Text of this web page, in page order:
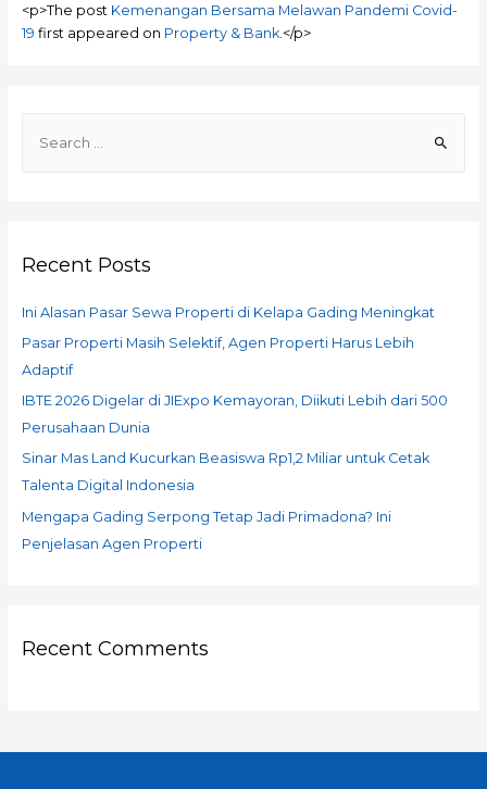
<p>The post Kemenangan Bersama Melawan Pandemi Covid-
19 first appeared on Property & Bank.</p>
h
o
r
:
Recent Posts
Ini Alasan Pasar Sewa Properti di Kelapa Gading Meningkat
Pasar Properti Masih Selektif, Agen Properti Harus Lebih
Adaptif
IBTE 2026 Digelar di JIExpo Kemayoran, Diikuti Lebih dari 500
Perusahaan Dunia
Sinar Mas Land Kucurkan Beasiswa Rp1,2 Miliar untuk Cetak
Talenta Digital Indonesia
Mengapa Gading Serpong Tetap Jadi Primadona? Ini
Penjelasan Agen Properti
Recent Comments